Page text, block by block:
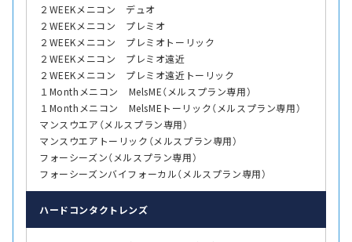
２WEEKメニコン デュオ
２WEEKメニコン プレミオ
２WEEKメニコン プレミオトーリック
２WEEKメニコン プレミオ遠近
２WEEKメニコン プレミオ遠近トーリック
１Monthメニコン MelsME（メルスプラン専用）
１Monthメニコン MelsMEトーリック（メルスプラン専用）
マンスウエア（メルスプラン専用）
マンスウエアトーリック（メルスプラン専用）
フォーシーズン（メルスプラン専用）
フォーシーズンバイフォーカル（メルスプラン専用）
ハード コンタクトレンズ